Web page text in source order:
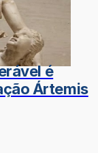
é
Ártemis